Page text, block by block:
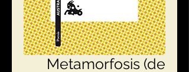
Metamorfosis (de